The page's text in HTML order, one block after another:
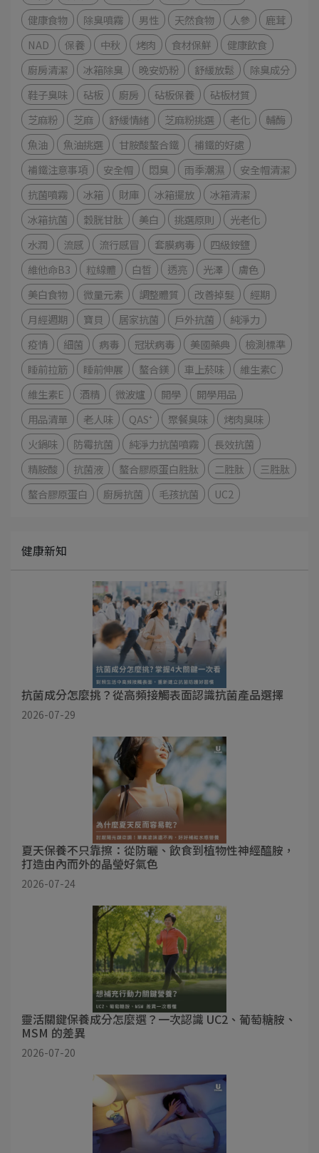
健康食物
除臭噴霧 男性 天然食物 人參
鹿茸
NAD
保養 中秋 烤肉 食材保鮮
健康飲食
廚房清潔
冰箱除臭 晚安奶粉 舒緩放鬆
除臭成分
鞋子臭味
砧板 廚房 砧板保養
砧板材質
芝麻粉
芝麻 舒緩情緒 芝麻粉挑選 老化
輔酶
魚油
魚油挑選 甘胺酸螯合鐵
補鐵的好處
補鐵注意事項
安全帽 悶臭 雨季潮濕
安全帽清潔
抗菌噴霧
冰箱 財庫 冰箱擺放
冰箱清潔
冰箱抗菌
穀胱甘肽 美白 挑選原則
光老化
水潤
流感 流行感冒 套膜病毒
四級銨鹽
維他命B3
粒線體 白皙 透亮 光澤
膚色
美白食物
微量元素 調整體質 改善掉髮
經期
月經週期
寶貝 居家抗菌 戶外抗菌
純淨力
疫情
細菌 病毒 冠狀病毒 美國藥典
檢測標準
睡前拉筋
睡前伸展 螯合鎂 車上菸味
維生素C
維生素E
酒精 微波爐 開學
開學用品
用品清單
老人味 QAS⁺ 聚餐臭味
烤肉臭味
火鍋味
防霉抗菌 純淨力抗菌噴霧
長效抗菌
精胺酸
抗菌液 螯合膠原蛋白胜肽 二胜肽
三胜肽
螯合膠原蛋白
廚房抗菌 毛孩抗菌 UC2
健康新知
抗菌成分怎麼挑？從高頻接觸表面認識抗菌產品選擇
2026-07-29
夏天保養不只靠擦：從防曬、飲食到植物性神經醯胺，
打造由內而外的晶瑩好氣色
2026-07-24
靈活關鍵保養成分怎麼選？一次認識 UC2、葡萄糖胺、
MSM 的差異
2026-07-20